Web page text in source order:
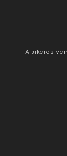
A sikeres